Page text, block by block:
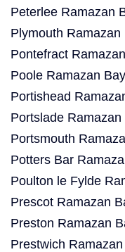
Peterlee Ramazan
Plymouth Ramazan
Pontefract
Poole Ramazan
Portishead
Portslade Ramazan
Portsmouth
Potters Bar
Poulton le Fylde
Prescot Ramazan
Preston Ramazan
Prestwich